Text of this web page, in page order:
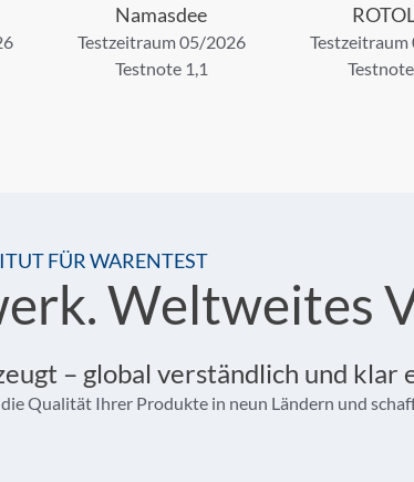
Namasdee
Testzeitraum 05/2026
Testnote 1,1
FÜR WARENTEST
Weltweites
– global verständlich und klar
Qualität Ihrer Produkte in neun Ländern und